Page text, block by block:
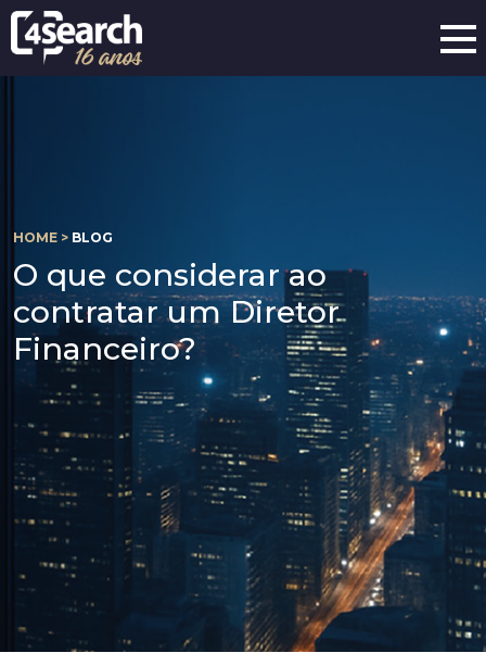
HOME > BLOG
O que considerar ao
contratar um Diretor
Financeiro?